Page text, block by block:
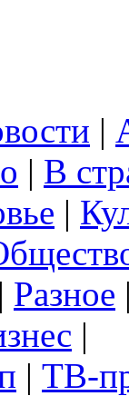
|
| В
|
| Разное
|
| ТВ-